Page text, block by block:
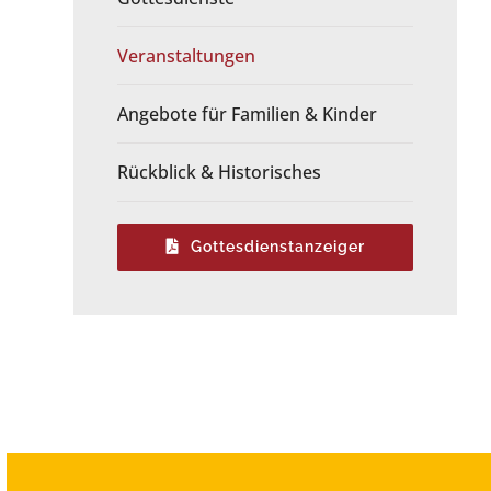
Veranstaltungen
Angebote für Familien & Kinder
Rückblick & Historisches
Gottesdienstanzeiger